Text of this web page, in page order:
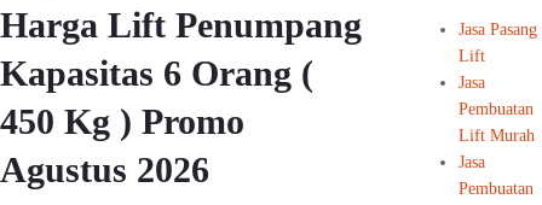
Harga Lift Penumpang
Kapasitas 6 Orang (
450 Kg ) Promo
Agustus 2026
Jasa Pasang
Lift
Jasa
Pembuatan
Lift Murah
Jasa
Pembuatan